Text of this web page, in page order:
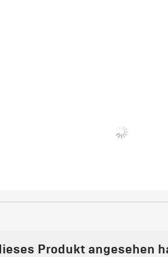
Produkt angesehen